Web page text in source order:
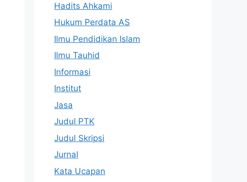
Hadits Ahkami
Hukum Perdata AS
Ilmu Pendidikan Islam
Ilmu Tauhid
Informasi
Institut
Jasa
Judul PTK
Judul Skripsi
Jurnal
Kata Ucapan